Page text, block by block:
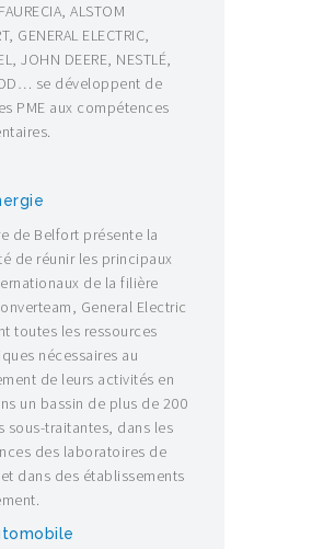
ALSTOM
GENERAL ELECTRIC,
JOHN DEERE, NESTLÉ,
se développent de
PME aux compétences
de Belfort présente la
de réunir les principaux
de la filière
General Electric
toutes les ressources
nécessaires au
de leurs activités en
un bassin de plus de 200
sous-traitantes, dans les
des laboratoires de
dans des établissements